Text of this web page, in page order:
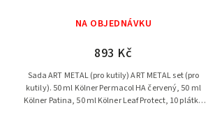
NA OBJEDNÁVKU
893 Kč
Sada ART METAL (pro kutily) ART METAL set (pro
kutily). 50 ml Kölner Permacol HA červený, 50 ml
Kölner Patina, 50 ml Kölner Leaf Protect, 10 plátků